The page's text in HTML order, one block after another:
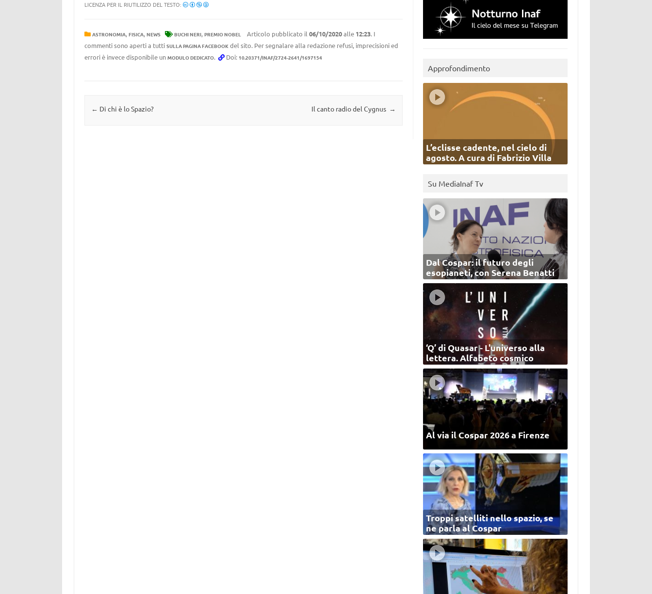
LICENZA PER IL RIUTILIZZO DEL TESTO:
ASTRONOMIA, FISICA, NEWS BUCHI NERI, PREMIO NOBEL Articolo pubblicato il 06/10/2020alle 12:23. I
commenti sono aperti a tutti SULLA PAGINA FACEBOOKdel sito. Per segnalare alla redazione refusi, imprecisioni ed
errori è invece disponibile un MODULO DEDICATO. Doi: 10.20371/INAF/2724-2641/1697154
Navigazione articolo
← Di chi è lo Spazio? Il canto radio del Cygnus →
Approfondimento
L’eclisse cadente, nel cielo di
agosto. A cura di Fabrizio Villa
Su MediaInaf Tv
Dal Cospar: il futuro degli
esopianeti, con Serena Benatti
‘Q’ di Quasar - L'universo alla
lettera. Alfabeto cosmico
Al via il Cospar 2026 a Firenze
Troppi satelliti nello spazio, se
ne parla al Cospar